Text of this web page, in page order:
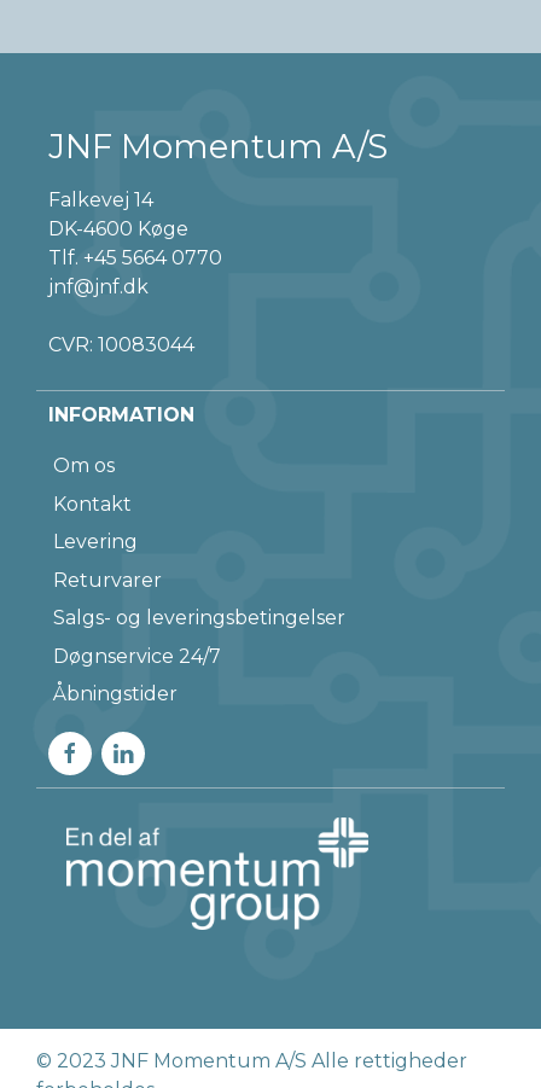
JNF Momentum A/S
Falkevej 14
DK-4600 Køge
Tlf. +45 5664 0770
jnf@jnf.dk
CVR: 10083044
INFORMATION
Om os
Kontakt
Levering
Returvarer
Salgs- og leveringsbetingelser
Døgnservice 24/7
Åbningstider
© 2023 JNF Momentum A/S Alle rettigheder